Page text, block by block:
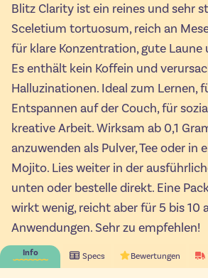
Blitz Clarity ist ein reines und sehr
Sceletium tortuosum, reich an
für klare Konzentration, gute Laune
Es enthält kein Koffein und
Halluzinationen. Ideal zum Lernen,
Entspannen auf der Couch, für
kreative Arbeit. Wirksam ab 0,1
anzuwenden als Pulver, Tee oder in
Mojito. Lies weiter in der
unten oder bestelle direkt. Eine
wirkt wenig, reicht aber für 5 bis 10
Anwendungen. Sehr zu empfehlen!
Info Specs Bewertungen